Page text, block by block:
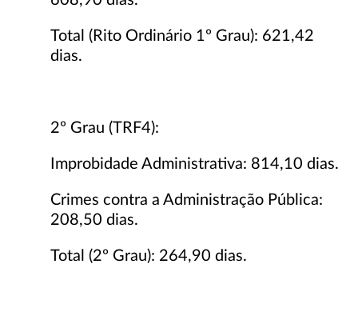
Total (Rito Ordinário 1º Grau): 621,42
dias.
2º Grau (TRF4):
Improbidade Administrativa: 814,10 dias.
Crimes contra a Administração Pública:
208,50 dias.
Total (2º Grau): 264,90 dias.